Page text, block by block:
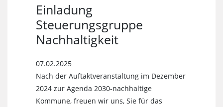
Einladung
Steuerungsgruppe
Nachhaltigkeit
07.02.2025
Nach der Auftaktveranstaltung im Dezember
2024 zur Agenda 2030-nachhaltige
Kommune, freuen wir uns, Sie für das